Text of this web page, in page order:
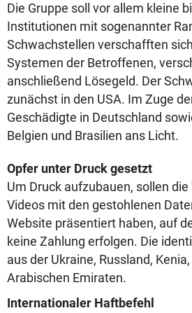
Die Gruppe soll vor allem kleine
Institutionen mit sogenannter
Schwachstellen verschafften
Systemen der Betroffenen,
anschließend Lösegeld. Der
zunächst in den USA. Im Zuge
Geschädigte in Deutschland
Belgien und Brasilien ans Licht.
Opfer unter Druck gesetzt
Um Druck aufzubauen, sollen
Videos mit den gestohlenen
Website präsentiert haben, auf
keine Zahlung erfolgen. Die
aus der Ukraine, Russland,
Arabischen Emiraten.
Internationaler Haftbefehl